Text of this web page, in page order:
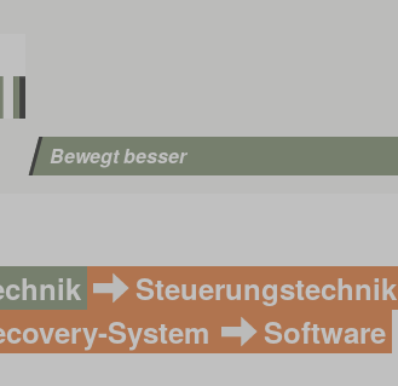
Bewegt besser
Steuerungstechnik
System
Software